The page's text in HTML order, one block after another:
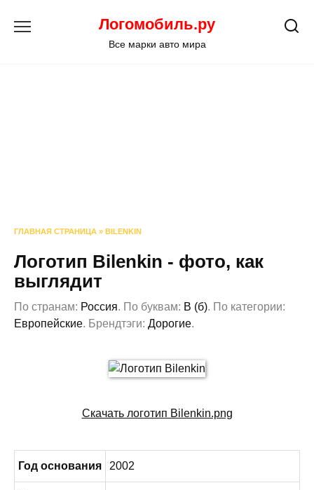
Логомобиль.ру
Все марки авто мира
ГЛАВНАЯ СТРАНИЦА » BILENKIN
Логотип Bilenkin - фото, как
выглядит
По странам: Россия. По буквам: B (б). По категории:
Европейские. Брендтэги: Дорогие.
Скачать логотип Bilenkin.png
Год основания 2002